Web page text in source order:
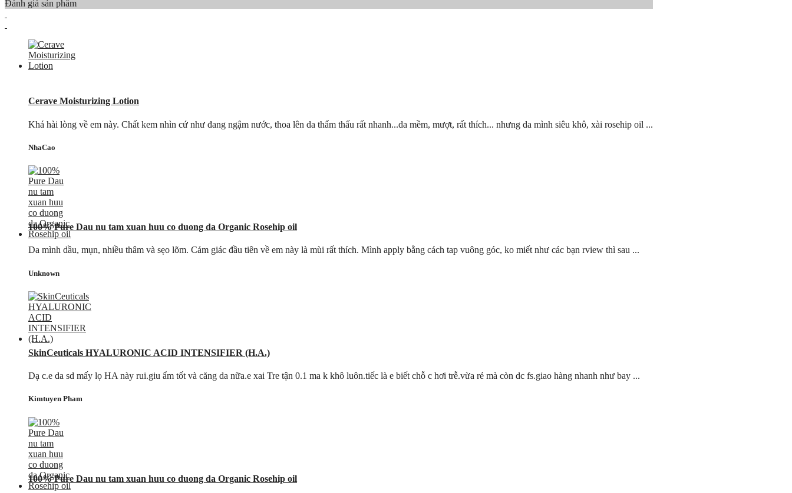
Đánh giá sản phẩm
Cerave Moisturizing Lotion
Khá hài lòng về em này. Chất kem nhìn cứ như đang ngậm nước, thoa lên da thẩm thấu rất nhanh...da mềm, mượt, rất thích... nhưng da mình siêu khô, xài rosehip oil ...
NhaCao
100% Pure Dau nu tam xuan huu co duong da Organic Rosehip oil
Da mình dầu, mụn, nhiều thâm và sẹo lõm. Cảm giác đầu tiên về em này là mùi rất thích. Mình apply bằng cách tap vuông góc, ko miết như các bạn rview thì sau ...
Unknown
SkinCeuticals HYALURONIC ACID INTENSIFIER (H.A.)
Dạ c.e da sd mấy lọ HA này rui.giu ẩm tốt và căng da nữa.e xai Tre tận 0.1 ma k khô luôn.tiếc là e biết chỗ c hơi trễ.vừa rẻ mà còn dc fs.giao hàng nhanh như bay ...
Kimtuyen Pham
100% Pure Dau nu tam xuan huu co duong da Organic Rosehip oil